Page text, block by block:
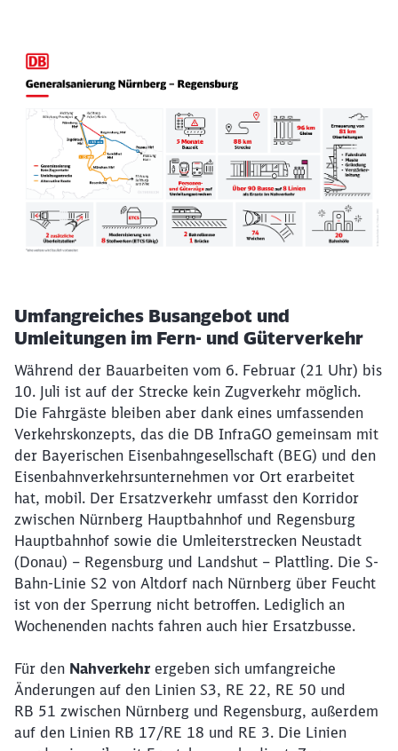
Umfangreiches Busangebot und
Umleitungen im Fern- und Güterverkehr
Während der Bauarbeiten vom 6. Februar (21 Uhr) bis
10. Juli ist auf der Strecke kein Zugverkehr möglich.
Die Fahrgäste bleiben aber dank eines umfassenden
Verkehrskonzepts, das die DB InfraGO gemeinsam mit
der Bayerischen Eisenbahngesellschaft (BEG) und den
Eisenbahnverkehrsunternehmen vor Ort erarbeitet
hat, mobil. Der Ersatzverkehr umfasst den Korridor
zwischen Nürnberg Hauptbahnhof und Regensburg
Hauptbahnhof sowie die Umleiterstrecken Neustadt
(Donau) – Regensburg und Landshut – Plattling. Die S-
Bahn-Linie S2 von Altdorf nach Nürnberg über Feucht
ist von der Sperrung nicht betroffen. Lediglich an
Wochenenden nachts fahren auch hier Ersatzbusse.
Für den Nahverkehr ergeben sich umfangreiche
Änderungen auf den Linien S3, RE 22, RE 50 und
RB 51 zwischen Nürnberg und Regensburg, außerdem
auf den Linien RB 17/RE 18 und RE 3. Die Linien